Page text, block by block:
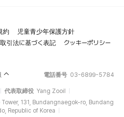
約
児童青少年保護方針
引法に基づく表記
クッキーポリシー
電話番号 03-6899-5784
代表取締役 Yang Zooil
131, Bundangnaegok-ro, Bundang
Republic of Korea